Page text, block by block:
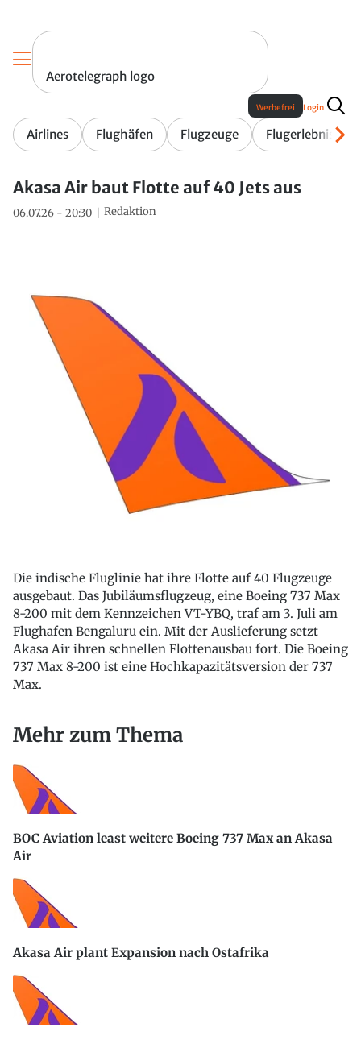
Aerotelegraph logo
Airlines Flughäfen Flugzeuge Flugerlebnis
Werbefrei Login
Akasa Air baut Flotte auf 40 Jets aus
06.07.26 - 20:30 Redaktion
Die indische Fluglinie hat ihre Flotte auf 40 Flugzeuge
ausgebaut. Das Jubiläumsflugzeug, eine Boeing 737 Max
8-200 mit dem Kennzeichen VT-YBQ, traf am 3. Juli am
Flughafen Bengaluru ein. Mit der Auslieferung setzt
Akasa Air ihren schnellen Flottenausbau fort. Die Boeing
737 Max 8-200 ist eine Hochkapazitätsversion der 737
Max.
Mehr zum Thema
BOC Aviation least weitere Boeing 737 Max an Akasa
Air
Akasa Air plant Expansion nach Ostafrika